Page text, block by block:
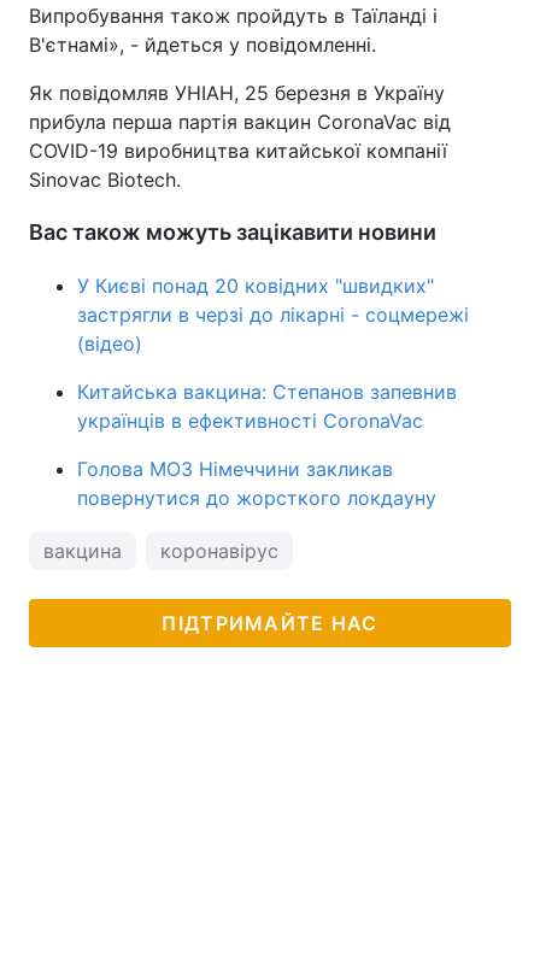
Випробування також пройдуть в Таїланді і
В'єтнамі», - йдеться у повідомленні.
Як повідомляв УНІАН, 25 березня в Україну
прибула перша партія вакцин CoronaVac від
COVID-19 виробництва китайської компанії
Sinovac Biotech.
Вас також можуть зацікавити новини
У Києві понад 20 ковідних "швидких"
застрягли в черзі до лікарні - соцмережі
(відео)
Китайська вакцина: Степанов запевнив
українців в ефективності CoronaVac
Голова МОЗ Німеччини закликав
повернутися до жорсткого локдауну
вакцина коронавірус
ПІДТРИМАЙТЕ НАС